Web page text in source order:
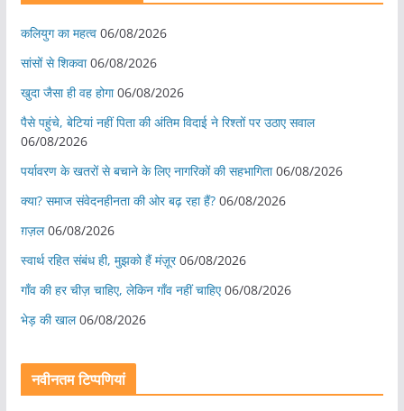
कलियुग का महत्व 06/08/2026
सांसों से शिकवा 06/08/2026
खुदा जैसा ही वह होगा 06/08/2026
पैसे पहुंचे, बेटियां नहीं पिता की अंतिम विदाई ने रिश्तों पर उठाए सवाल
06/08/2026
पर्यावरण के खतरों से बचाने के लिए नागरिकों की सहभागिता 06/08/2026
क्या? समाज संवेदनहीनता की ओर बढ़ रहा हैं? 06/08/2026
ग़ज़ल 06/08/2026
स्वार्थ रहित संबंध ही, मुझको हैं मंज़ूर 06/08/2026
गाँव की हर चीज़ चाहिए, लेकिन गाँव नहीं चाहिए 06/08/2026
भेड़ की खाल 06/08/2026
नवीनतम टिप्पणियां